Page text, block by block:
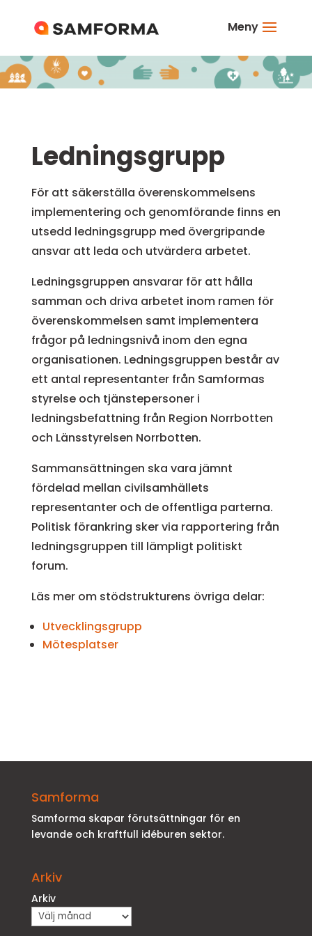
Meny
Ledningsgrupp
För att säkerställa överenskommelsens
implementering och genomförande finns en
utsedd ledningsgrupp med övergripande
ansvar att leda och utvärdera arbetet.
Ledningsgruppen ansvarar för att hålla
samman och driva arbetet inom ramen för
överenskommelsen samt implementera
frågor på ledningsnivå inom den egna
organisationen. Ledningsgruppen består av
ett antal representanter från Samformas
styrelse och tjänstepersoner i
ledningsbefattning från Region Norrbotten
och Länsstyrelsen Norrbotten.
Sammansättningen ska vara jämnt
fördelad mellan civilsamhällets
representanter och de offentliga parterna.
Politisk förankring sker via rapportering från
ledningsgruppen till lämpligt politiskt
forum.
Läs mer om stödstrukturens övriga delar:
Utvecklingsgrupp
Mötesplatser
Samforma
Samforma skapar förutsättningar för en
levande och kraftfull idéburen sektor.
Arkiv
Arkiv